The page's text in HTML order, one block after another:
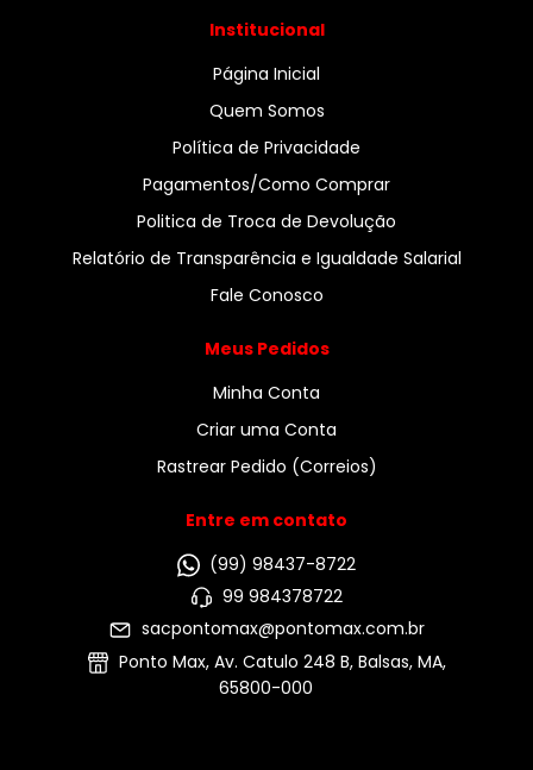
Institucional
Página Inicial
Quem Somos
Política de Privacidade
Pagamentos/Como Comprar
Politica de Troca de Devolução
Relatório de Transparência e Igualdade Salarial
Fale Conosco
Meus Pedidos
Minha Conta
Criar uma Conta
Rastrear Pedido (Correios)
Entre em contato
(99) 98437-8722
99 984378722
sacpontomax@pontomax.com.br
Ponto Max, Av. Catulo 248 B, Balsas, MA,
65800-000